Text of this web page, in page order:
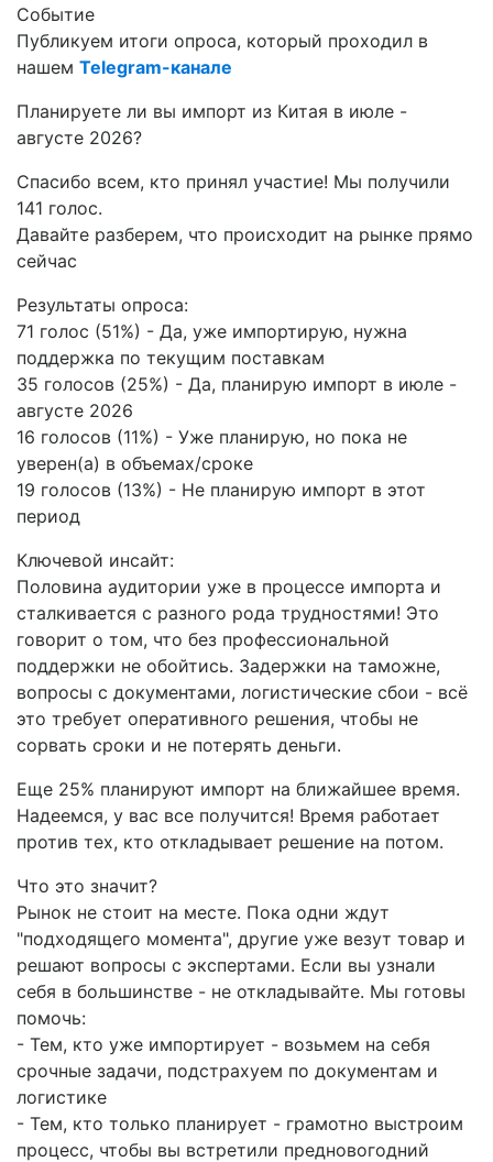
Событие
Публикуем итоги опроса, который проходил в
нашем Telegram-канале
Планируете ли вы импорт из Китая в июле -
августе 2026?
Спасибо всем, кто принял участие! Мы получили
141 голос.
Давайте разберем, что происходит на рынке прямо
сейчас
Результаты опроса:
71 голос (51%) - Да, уже импортирую, нужна
поддержка по текущим поставкам
35 голосов (25%) - Да, планирую импорт в июле -
августе 2026
16 голосов (11%) - Уже планирую, но пока не
уверен(а) в объемах/сроке
19 голосов (13%) - Не планирую импорт в этот
период
Ключевой инсайт:
Половина аудитории уже в процессе импорта и
сталкивается с разного рода трудностями! Это
говорит о том, что без профессиональной
поддержки не обойтись. Задержки на таможне,
вопросы с документами, логистические сбои - всё
это требует оперативного решения, чтобы не
сорвать сроки и не потерять деньги.
Еще 25% планируют импорт на ближайшее время.
Надеемся, у вас все получится! Время работает
против тех, кто откладывает решение на потом.
Что это значит?
Рынок не стоит на месте. Пока одни ждут
"подходящего момента", другие уже везут товар и
решают вопросы с экспертами. Если вы узнали
себя в большинстве - не откладывайте. Мы готовы
помочь:
- Тем, кто уже импортирует - возьмем на себя
срочные задачи, подстрахуем по документам и
логистике
- Тем, кто только планирует - грамотно выстроим
процесс, чтобы вы встретили предновогодний